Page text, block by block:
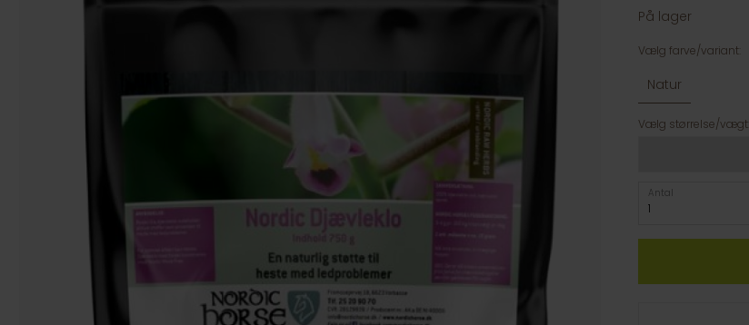
På lager
Vælg farve/variant:
Natur
Vælg størrelse/vægt:
Antal